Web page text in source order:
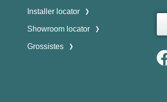
Installer locator
Showroom locator
Grossistes